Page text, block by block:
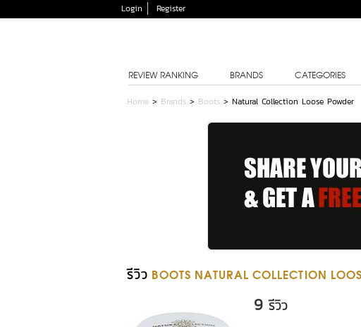
Login Register
REVIEW RANKING BRANDS CATEGORIES
Home > Brands > Boots > Natural Collection Loose Powder
รีวิว BOOTS NATURAL COLLECTION
9 รีวิว